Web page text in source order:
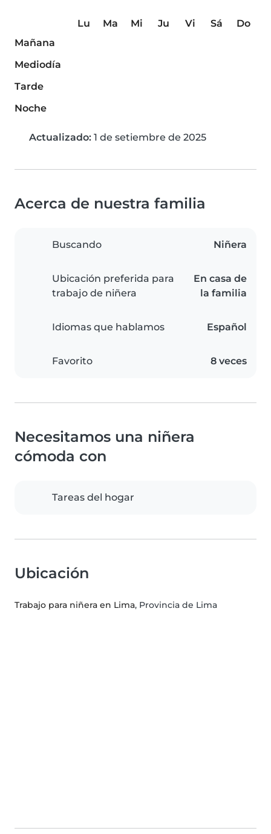
Lu Ma Mi Ju Vi Sá
Do
Mañana
Mediodía
Tarde
Noche
Actualizado: 1 de setiembre de 2025
Acerca de nuestra familia
Buscando Niñera
Ubicación preferida para
trabajo de niñera
En casa de
la familia
Idiomas que hablamos Español
Favorito 8 veces
Necesitamos una niñera
cómoda con
Tareas del hogar
Ubicación
Trabajo para niñera en Lima, Provincia de Lima